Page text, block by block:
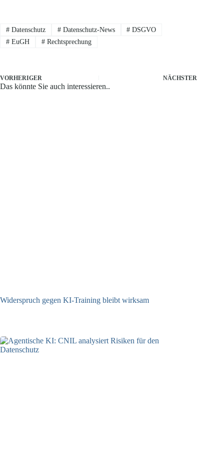
#Datenschutz #Datenschutz-News # DSGVO
#EuGH #Rechtsprechung
VORHERIGER NÄCHSTER
Das könnte Sie auch interessieren..
Widerspruch gegen KI-Training bleibt wirksam